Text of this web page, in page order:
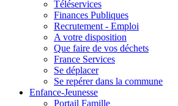
Téléservices
Finances Publiques
Recrutement - Emploi
A votre disposition
Que faire de vos déchets
France Services
Se déplacer
Se repérer dans la commune
Enfance-Jeunesse
Portail Famille